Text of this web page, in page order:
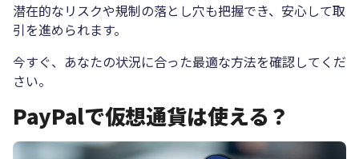
潜在的なリスクや規制の落とし穴も把握でき、安心して取
引を進められます。
今すぐ、あなたの状況に合った最適な方法を確認してくだ
さい。
PayPalで仮想通貨は使える？